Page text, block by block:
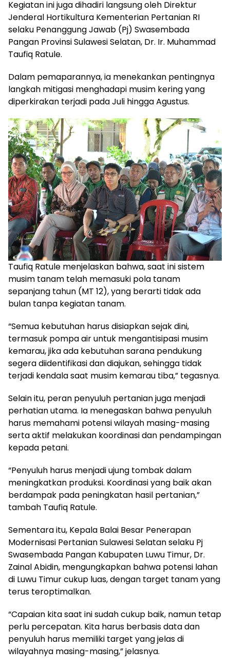
Kegiatan ini juga dihadiri langsung oleh Direktur
Jenderal Hortikultura Kementerian Pertanian RI
selaku Penanggung Jawab (Pj) Swasembada
Pangan Provinsi Sulawesi Selatan, Dr. Ir. Muhammad
Taufiq Ratule.
Dalam pemaparannya, ia menekankan pentingnya
langkah mitigasi menghadapi musim kering yang
diperkirakan terjadi pada Juli hingga Agustus.
Taufiq Ratule menjelaskan bahwa, saat ini sistem
musim tanam telah memasuki pola tanam
sepanjang tahun (MT 12), yang berarti tidak ada
bulan tanpa kegiatan tanam.
“Semua kebutuhan harus disiapkan sejak dini,
termasuk pompa air untuk mengantisipasi musim
kemarau, jika ada kebutuhan sarana pendukung
segera diidentifikasi dan diajukan, sehingga tidak
terjadi kendala saat musim kemarau tiba,” tegasnya.
Selain itu, peran penyuluh pertanian juga menjadi
perhatian utama. Ia menegaskan bahwa penyuluh
harus memahami potensi wilayah masing-masing
serta aktif melakukan koordinasi dan pendampingan
kepada petani.
“Penyuluh harus menjadi ujung tombak dalam
meningkatkan produksi. Koordinasi yang baik akan
berdampak pada peningkatan hasil pertanian,”
tambah Taufiq Ratule.
Sementara itu, Kepala Balai Besar Penerapan
Modernisasi Pertanian Sulawesi Selatan selaku Pj
Swasembada Pangan Kabupaten Luwu Timur, Dr.
Zainal Abidin, mengungkapkan bahwa potensi lahan
di Luwu Timur cukup luas, dengan target tanam yang
terus teroptimalkan.
“Capaian kita saat ini sudah cukup baik, namun tetap
perlu percepatan. Kita harus berbasis data dan
penyuluh harus memiliki target yang jelas di
wilayahnya masing-masing,” jelasnya.